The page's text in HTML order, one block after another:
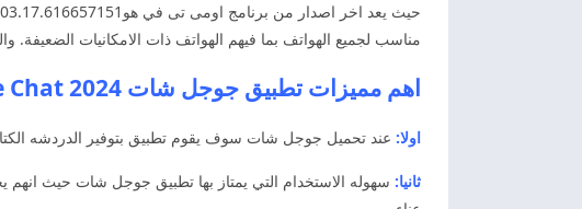
مناسب لجميع الهواتف بما فيهم الهواتف ذات الامكانيات الضعيفة.
اهم مميزات تطبيق جوجل شات Google Chat 2024
اولا: عند تحميل جوجل شات سوف يقوم تطبيق بتوفير الدردشه
ثانيا: سهوله الاستخدام التي يمتاز بها تطبيق جوجل شات حيث